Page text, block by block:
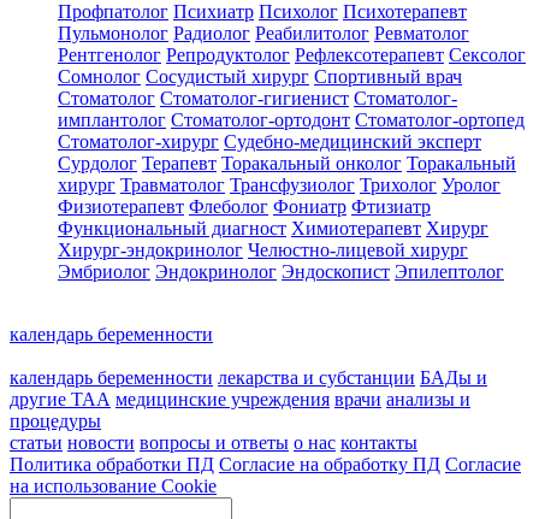
Профпатолог Психиатр Психолог Психотерапевт
Пульмонолог Радиолог Реабилитолог Ревматолог
Рентгенолог Репродуктолог Рефлексотерапевт Сексолог
Сомнолог Сосудистый хирург Спортивный врач
Стоматолог Стоматолог-гигиенист Стоматолог-
имплантолог Стоматолог-ортодонт Стоматолог-ортопед
Стоматолог-хирург Судебно-медицинский эксперт
Сурдолог Терапевт Торакальный онколог Торакальный
хирург Травматолог Трансфузиолог Трихолог Уролог
Физиотерапевт Флеболог Фониатр Фтизиатр
Функциональный диагност Химиотерапевт Хирург
Хирург-эндокринолог Челюстно-лицевой хирург
Эмбриолог Эндокринолог Эндоскопист Эпилептолог
календарь беременности
календарь беременности лекарства и субстанции БАДы и
другие ТАА медицинские учреждения врачи анализы и
процедуры
статьи новости вопросы и ответы о нас контакты
Политика обработки ПД Согласие на обработку ПД Согласие
на использование Cookie